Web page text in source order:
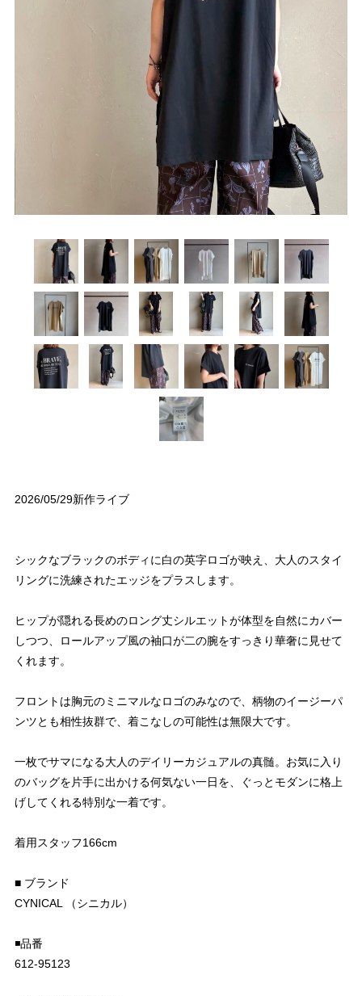
2026/05/29新作ライブ
シックなブラックのボディに白の英字ロゴが映え、大人のスタイ
リングに洗練されたエッジをプラスします。
ヒップが隠れる長めのロング丈シルエットが体型を自然にカバー
しつつ、ロールアップ風の袖口が二の腕をすっきり華奢に見せて
くれます。
フロントは胸元のミニマルなロゴのみなので、柄物のイージーパ
ンツとも相性抜群で、着こなしの可能性は無限大です。
一枚でサマになる大人のデイリーカジュアルの真髄。お気に入り
のバッグを片手に出かける何気ない一日を、ぐっとモダンに格上
げしてくれる特別な一着です。
着用スタッフ166cm
■ ブランド
CYNICAL （シニカル）
◾️品番
612-95123